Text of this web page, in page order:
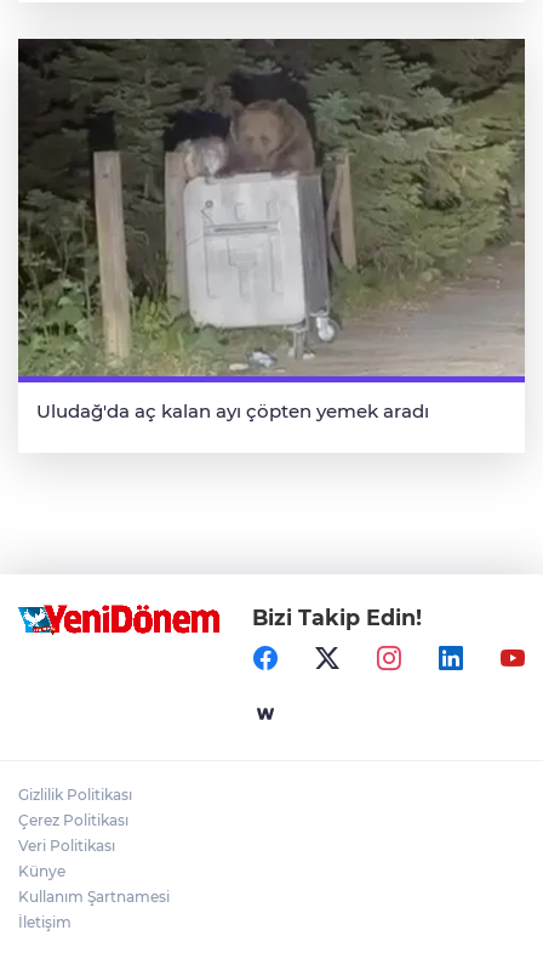
Uludağ'da aç kalan ayı çöpten yemek aradı
Bizi Takip Edin!
Gizlilik Politikası
Çerez Politikası
Veri Politikası
Künye
Kullanım Şartnamesi
İletişim